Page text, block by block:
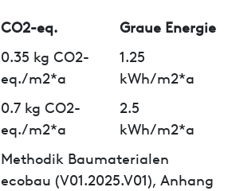
CO2-eq.
Graue Energie
0.35 kg CO2-
eq./m2*a
1.25
kWh/m2*a
0.7 kg CO2-
eq./m2*a
2.5
kWh/m2*a
Methodik Baumaterialen
ecobau (V01.2025.V01), Anhang